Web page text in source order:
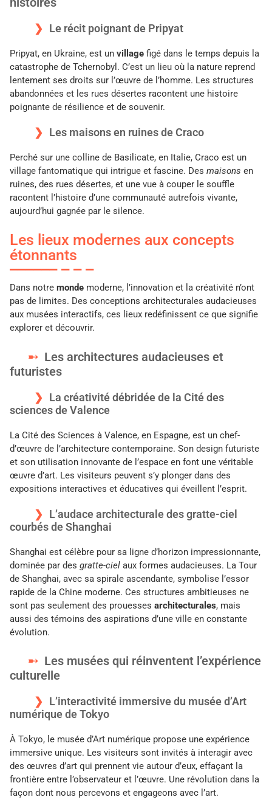
Le récit poignant de Pripyat
Pripyat, en Ukraine, est un village figé dans le temps depuis la
catastrophe de Tchernobyl. C’est un lieu où la nature reprend
lentement ses droits sur l’œuvre de l’homme. Les structures
abandonnées et les rues désertes racontent une histoire
poignante de résilience et de souvenir.
Les maisons en ruines de Craco
Perché sur une colline de Basilicate, en Italie, Craco est un
village fantomatique qui intrigue et fascine. Des maisons en
ruines, des rues désertes, et une vue à couper le souffle
racontent l’histoire d’une communauté autrefois vivante,
aujourd’hui gagnée par le silence.
Les lieux modernes aux concepts
étonnants
Dans notre monde moderne, l’innovation et la créativité n’ont
pas de limites. Des conceptions architecturales audacieuses
aux musées interactifs, ces lieux redéfinissent ce que signifie
explorer et découvrir.
Les architectures audacieuses et
futuristes
La créativité débridée de la Cité des
sciences de Valence
La Cité des Sciences à Valence, en Espagne, est un chef-
d’œuvre de l’architecture contemporaine. Son design futuriste
et son utilisation innovante de l’espace en font une véritable
œuvre d’art. Les visiteurs peuvent s’y plonger dans des
expositions interactives et éducatives qui éveillent l’esprit.
L’audace architecturale des gratte-ciel
courbés de Shanghai
Shanghai est célèbre pour sa ligne d’horizon impressionnante,
dominée par des gratte-ciel aux formes audacieuses. La Tour
de Shanghai, avec sa spirale ascendante, symbolise l’essor
rapide de la Chine moderne. Ces structures ambitieuses ne
sont pas seulement des prouesses architecturales, mais
aussi des témoins des aspirations d’une ville en constante
évolution.
Les musées qui réinventent l’expérience
culturelle
L’interactivité immersive du musée d’Art
numérique de Tokyo
À Tokyo, le musée d’Art numérique propose une expérience
immersive unique. Les visiteurs sont invités à interagir avec
des œuvres d’art qui prennent vie autour d’eux, effaçant la
frontière entre l’observateur et l’œuvre. Une révolution dans la
façon dont nous percevons et engageons avec l’art.